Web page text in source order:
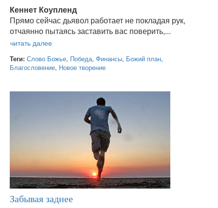
Кеннет Коупленд
Прямо сейчас дьявол работает не покладая рук,
отчаянно пытаясь заставить вас поверить,...
Теги: Слово Божье, Победа, Финансы, Божий план,
Благословение, Новое творение
Забывая заднее